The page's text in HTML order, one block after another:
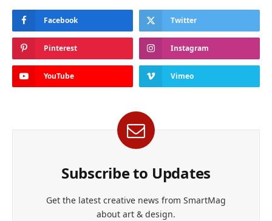
Facebook Twitter
Pinterest Instagram
YouTube Vimeo
Subscribe to Updates
Get the latest creative news from SmartMag
about art & design.